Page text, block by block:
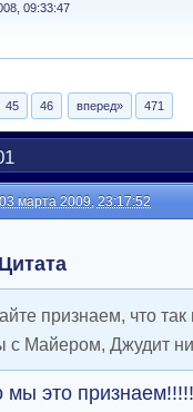
09:33:47
45 46 вперед» 471
марта 2009, 23:17:52
Цитата
признаем, что
с Майером, Джудит
мы это